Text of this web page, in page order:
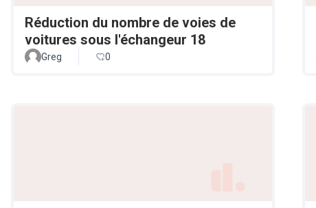
Réduction du nombre de voies de
voitures sous l'échangeur 18
Greg 0